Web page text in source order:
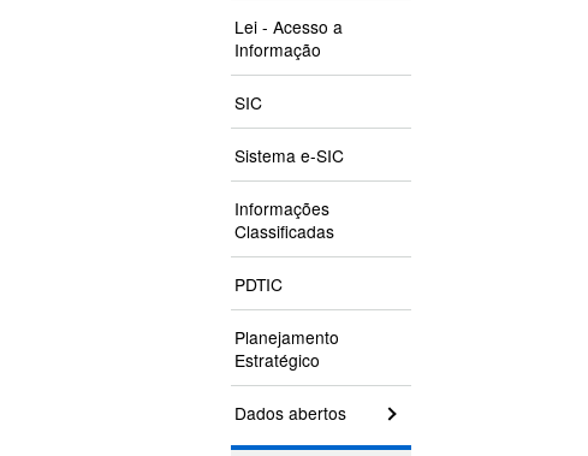
Lei - Acesso a
Informação
SIC
Sistema e-SIC
Informações
Classificadas
PDTIC
Planejamento
Estratégico
Dados abertos